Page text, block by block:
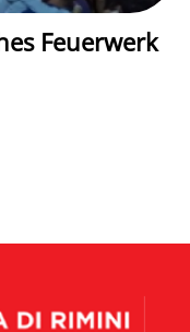
Feuerwerk